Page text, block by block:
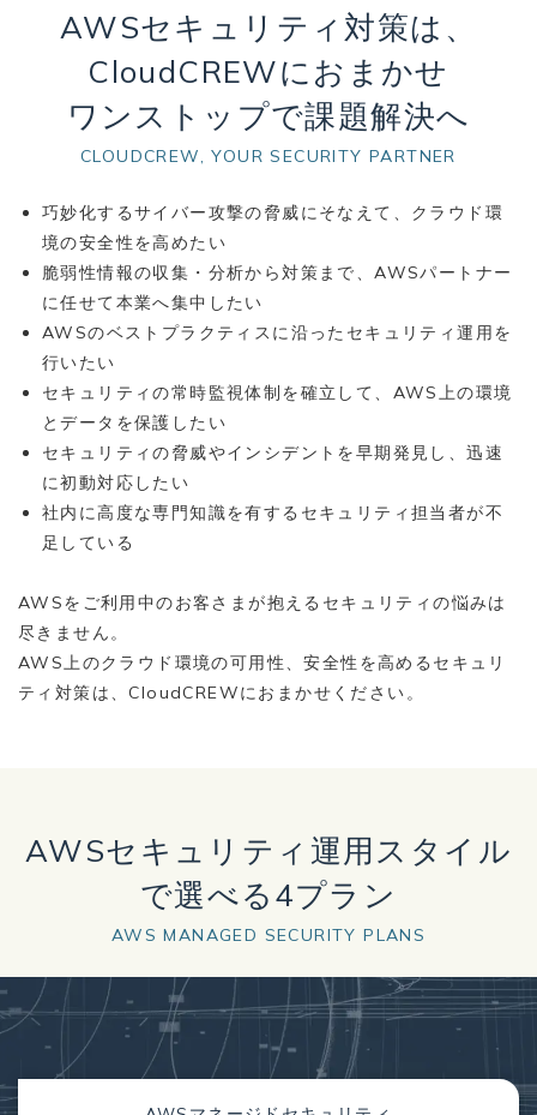
AWSセキュリティ対策は、
CloudCREWにおまかせ
ワンストップで課題解決へ
CLOUDCREW, YOUR SECURITY PARTNER
巧妙化するサイバー攻撃の脅威にそなえて、クラウド環
境の安全性を高めたい
脆弱性情報の収集・分析から対策まで、AWSパートナー
に任せて本業へ集中したい
AWSのベストプラクティスに沿ったセキュリティ運用を
行いたい
セキュリティの常時監視体制を確立して、AWS上の環境
とデータを保護したい
セキュリティの脅威やインシデントを早期発見し、迅速
に初動対応したい
社内に高度な専門知識を有するセキュリティ担当者が不
足している
AWSをご利用中のお客さまが抱えるセキュリティの悩みは
尽きません。
AWS上のクラウド環境の可用性、安全性を高めるセキュリ
ティ対策は、CloudCREWにおまかせください。
AWSセキュリティ運用スタイル
で選べる4プラン
AWS MANAGED SECURITY PLANS